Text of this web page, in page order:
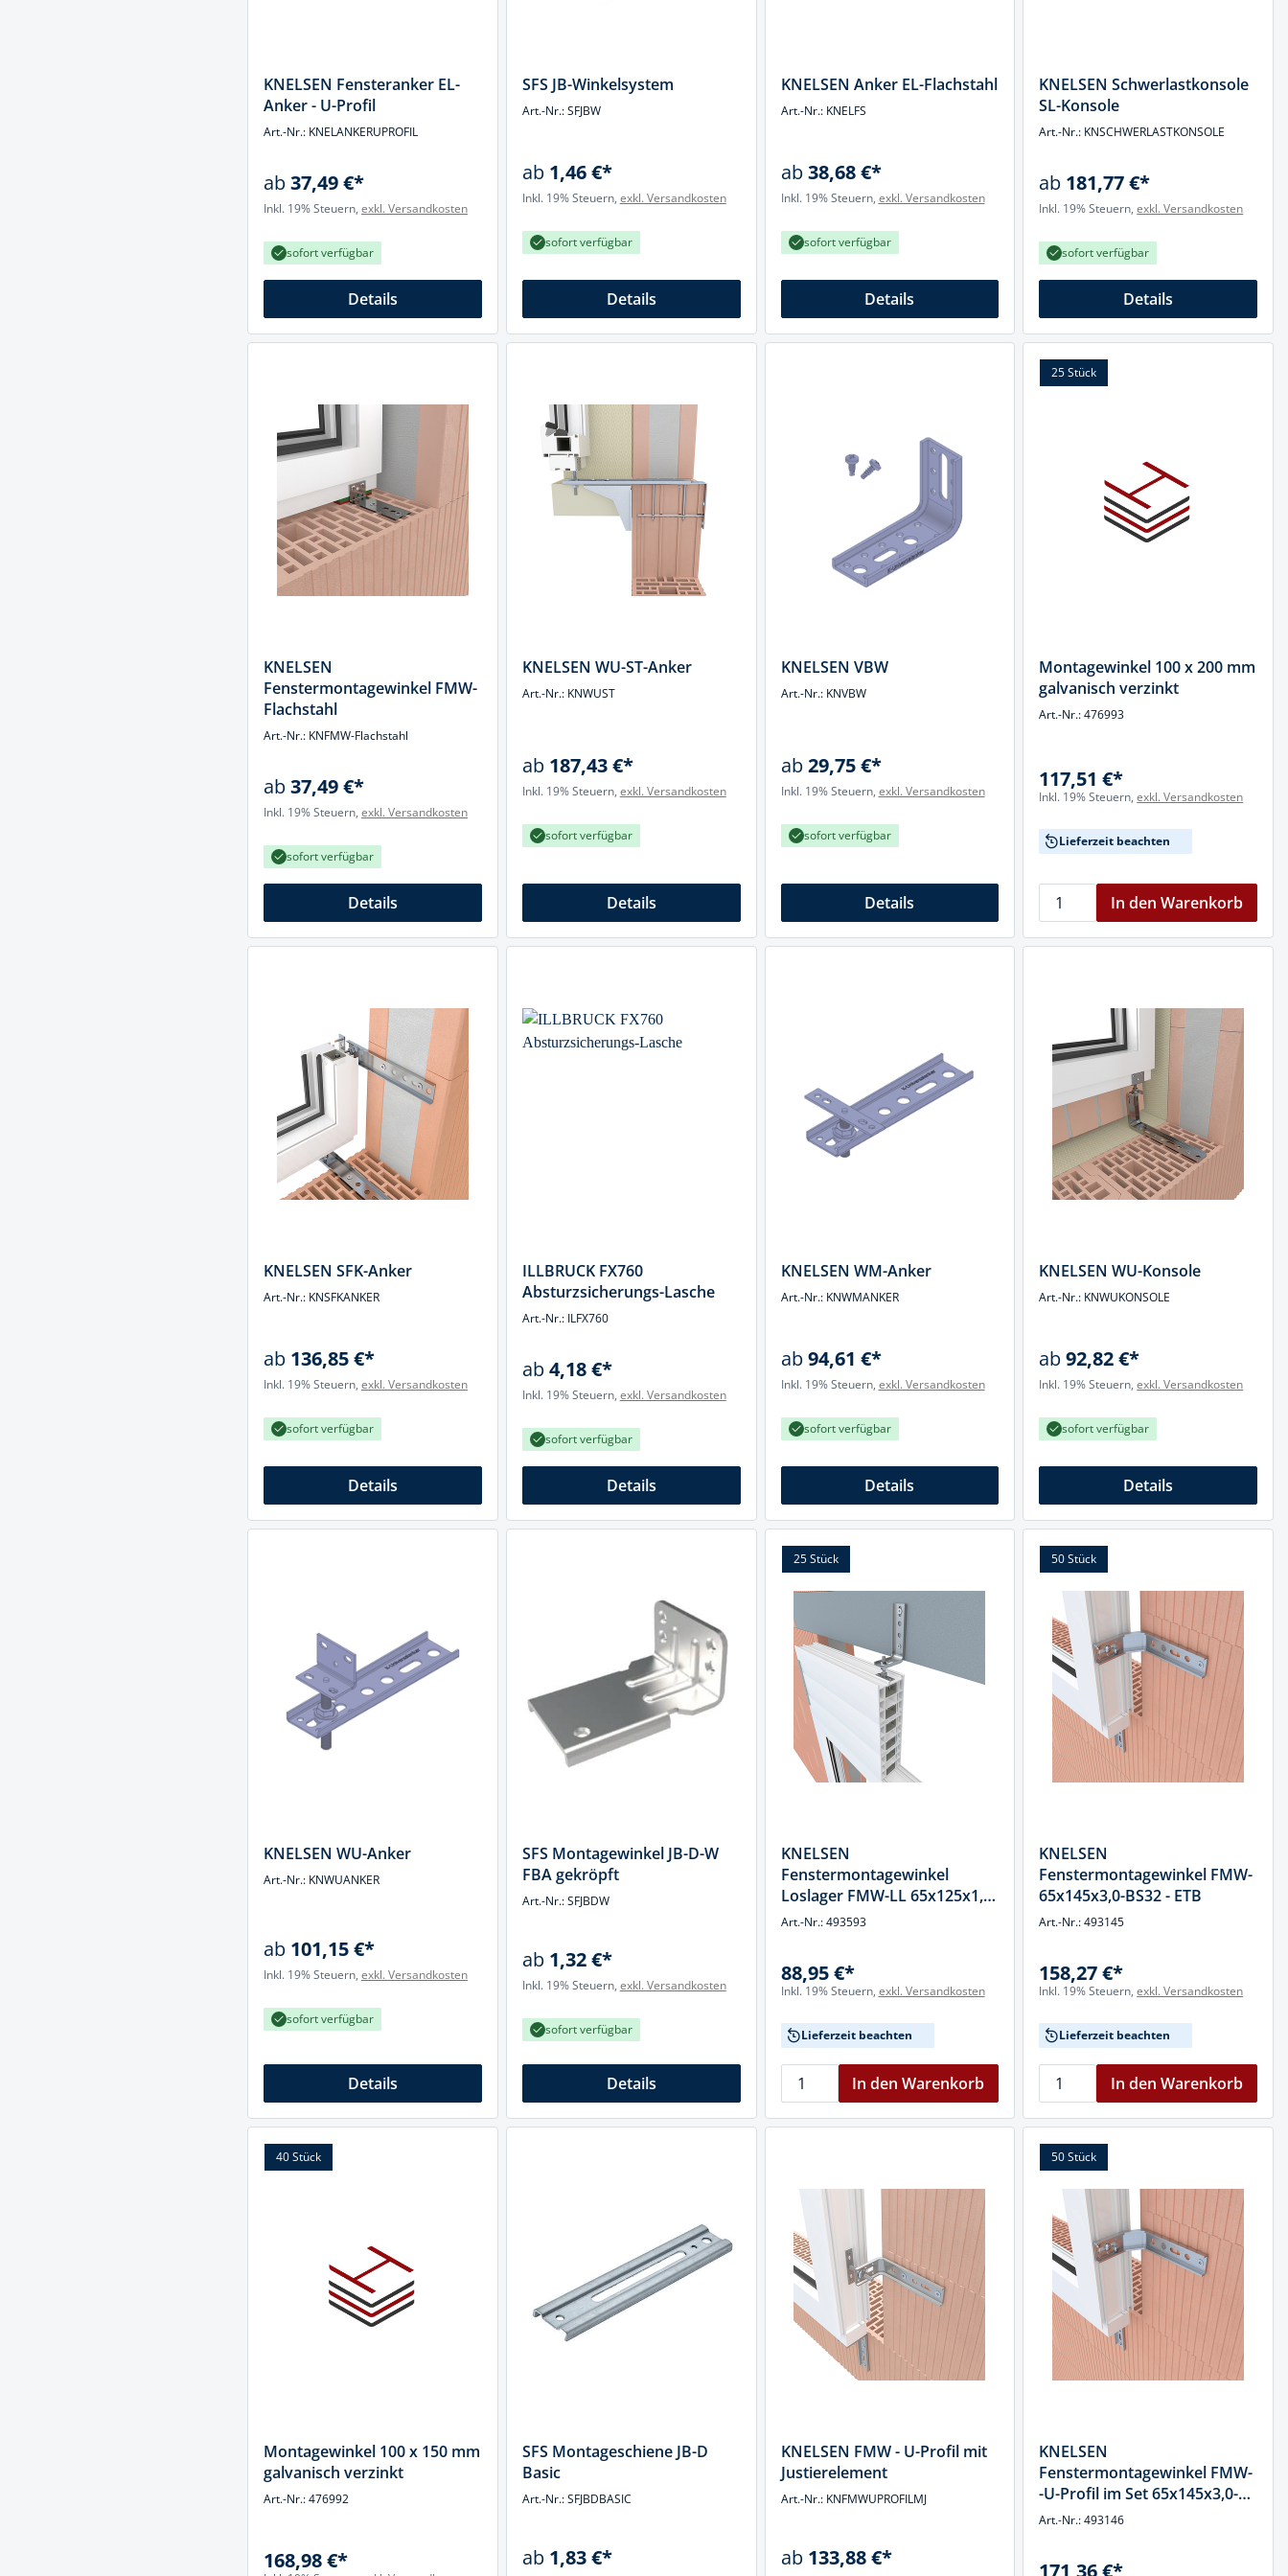
Montagematerial
Zubehör Maschinenbefestigung
Schellen
Holzverbinder
Hebewerkzeuge
Hobel, Beitel & Ziehklingen
Malerwerkzeug
Maurer- und Schlagschnur
Meißel
Nietwerkzeug
Spannungsprüfer
Stanzwerkzeuge & Lochwerkzeuge
KNELSEN Fensteranker EL-
Anker - U-Profil
Art.-Nr.: KNELANKERUPROFIL
ab37,49 €*
Inkl. 19% Steuern, exkl. Versandkosten
sofort verfügbar
Details
SFS JB-Winkelsystem
Art.-Nr.: SFJBW
ab 1,46 €*
Inkl. 19% Steuern, exkl. Versandkosten
sofort verfügbar
Details
KNELSEN Anker EL-Flachstahl
Art.-Nr.: KNELFS
ab38,68 €*
Inkl. 19% Steuern, exkl. Versandkosten
sofort verfügbar
Details
KNELSEN Schwerlastkonsole
SL-Konsole
Art.-Nr.: KNSCHWERLASTKONSOLE
ab 181,77 €*
Inkl. 19% Steuern,exkl. Versandkosten
sofort verfügbar
Details
KNELSEN
Fenstermontagewinkel FMW-
Flachstahl
Art.-Nr.: KNFMW-Flachstahl
ab37,49 €*
Inkl. 19% Steuern, exkl. Versandkosten
sofort verfügbar
Details
KNELSEN WU-ST-Anker
Art.-Nr.: KNWUST
ab 187,43 €*
Inkl. 19% Steuern, exkl. Versandkosten
sofort verfügbar
Details
KNELSEN VBW
Art.-Nr.: KNVBW
ab29,75 €*
Inkl. 19% Steuern, exkl. Versandkosten
sofort verfügbar
Details
25 Stück
Montagewinkel 100 x 200 mm
galvanisch verzinkt
Art.-Nr.: 476993
117,51 €*
Inkl. 19% Steuern,exkl. Versandkosten
Lieferzeit beachten
In den Warenkorb
KNELSEN SFK-Anker
Art.-Nr.: KNSFKANKER
ab 136,85 €*
Inkl. 19% Steuern, exkl. Versandkosten
sofort verfügbar
Details
ILLBRUCK FX760
Absturzsicherungs-Lasche
Art.-Nr.: ILFX760
ab4,18 €*
Inkl. 19% Steuern, exkl. Versandkosten
sofort verfügbar
Details
KNELSEN WM-Anker
Art.-Nr.: KNWMANKER
ab94,61 €*
Inkl. 19% Steuern, exkl. Versandkosten
sofort verfügbar
Details
KNELSEN WU-Konsole
Art.-Nr.: KNWUKONSOLE
ab92,82 €*
Inkl. 19% Steuern,exkl. Versandkosten
sofort verfügbar
Details
KNELSEN WU-Anker
Art.-Nr.: KNWUANKER
ab 101,15 €*
Inkl. 19% Steuern, exkl. Versandkosten
sofort verfügbar
Details
SFS Montagewinkel JB-D-W
FBA gekröpft
Art.-Nr.: SFJBDW
ab 1,32 €*
Inkl. 19% Steuern, exkl. Versandkosten
sofort verfügbar
Details
25 Stück
KNELSEN
Fenstermontagewinkel
Loslager FMW-LL 65x125x1,5-
M8x70
Art.-Nr.: 493593
88,95 €*
Inkl. 19% Steuern, exkl. Versandkosten
Lieferzeit beachten
In den Warenkorb
50 Stück
KNELSEN
Fenstermontagewinkel FMW-
65x145x3,0-BS32 - ETB
Art.-Nr.: 493145
158,27 €*
Inkl. 19% Steuern,exkl. Versandkosten
Lieferzeit beachten
In den Warenkorb
40 Stück
Montagewinkel 100 x 150 mm
galvanisch verzinkt
Art.-Nr.: 476992
168,98 €*
SFS Montageschiene JB-D
Basic
Art.-Nr.: SFJBDBASIC
ab 1,83 €*
KNELSEN FMW - U-Profil mit
Justierelement
Art.-Nr.: KNFMWUPROFILMJ
ab 133,88 €*
50 Stück
KNELSEN
Fenstermontagewinkel FMW-
-U-Profil im Set 65x145x3,0-
BS50 - ETB
Art.-Nr.: 493146
171,36 €*